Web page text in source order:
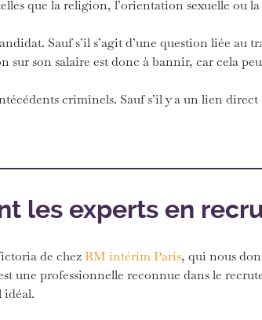
que la religion, l’orientation sexuelle ou
Sauf s’il s’agit d’une question liée au
sur son salaire est donc à bannir, car cela
criminels. Sauf s’il y a un lien direct
les experts en
de chezRM intérim Paris, qui nous
une professionnelle reconnue dans le
idéal.